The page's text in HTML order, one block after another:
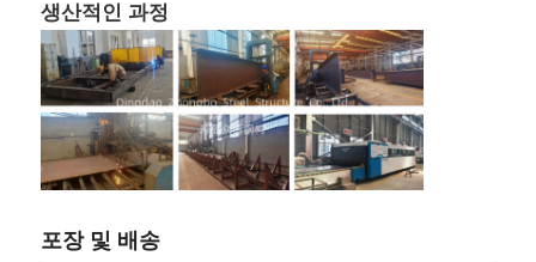
생산적인 과정
포장 및 배송